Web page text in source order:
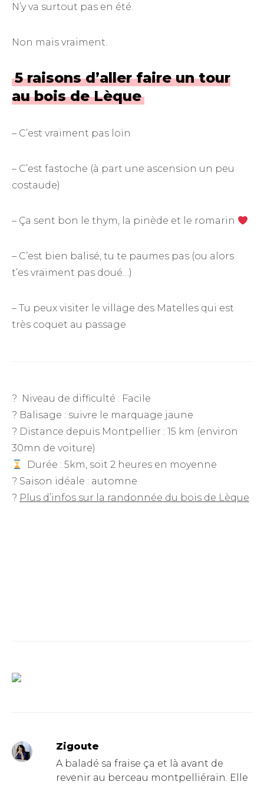
N’y va surtout pas en été.
Non mais vraiment.
5 raisons d’aller faire un tour
au bois de Lèque
– C’est vraiment pas loin
– C’est fastoche (à part une ascension un peu
costaude)
– Ça sent bon le thym, la pinède et le romarin
– C’est bien balisé, tu te paumes pas (ou alors
t’es vraiment pas doué…)
– Tu peux visiter le village des Matelles qui est
très coquet au passage
? Niveau de difficulté : Facile
? Balisage : suivre le marquage jaune
? Distance depuis Montpellier : 15 km (environ
30mn de voiture)
Durée : 5km, soit 2 heures en moyenne
? Saison idéale : automne
? Plus d’infos sur la randonnée du bois de Lèque
Zigoute
A baladé sa fraise ça et là avant de
revenir au berceau montpelliérain. Elle